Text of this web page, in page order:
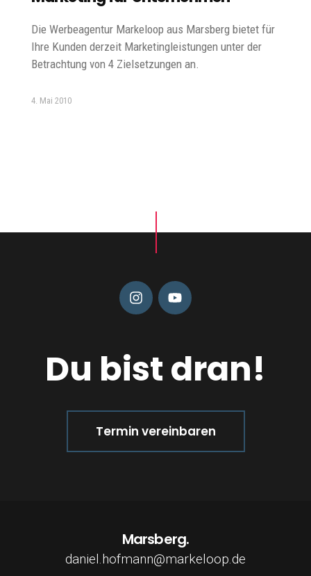
Die Werbeagentur Markeloop aus Marsberg bietet für
Ihre Kunden derzeit Marketingleistungen unter der
Betrachtung von 4 Zielsetzungen an.
4. Mai 2010
Du bist dran!
Termin vereinbaren
Marsberg.
daniel.hofmann@markeloop.de